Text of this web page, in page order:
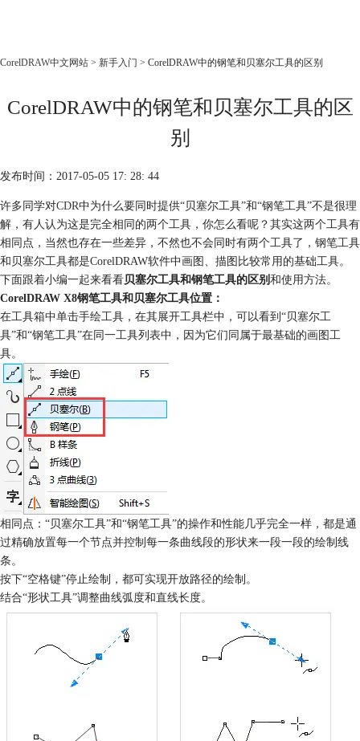
产品
下载
购买
CorelDRAW中文网站 > 新手入门 > CorelDRAW中的钢笔和贝塞尔工具的区别
CorelDRAW中的钢笔和贝塞尔工具的区
别
发布时间：2017-05-05 17: 28: 44
许多同学对CDR中为什么要同时提供“贝塞尔工具”和“钢笔工具”不是很理
解，有人认为这是完全相同的两个工具，你怎么看呢？其实这两个工具有
相同点，当然也存在一些差异，不然也不会同时有两个工具了，钢笔工具
和贝塞尔工具都是CorelDRAW软件中画图、描图比较常用的基础工具。
下面跟着小编一起来看看贝塞尔工具和钢笔工具的区别和使用方法。
CorelDRAW X8钢笔工具和贝塞尔工具位置：
在工具箱中单击手绘工具，在其展开工具栏中，可以看到“贝塞尔工
具”和“钢笔工具”在同一工具列表中，因为它们同属于最基础的画图工
具。
相同点：“贝塞尔工具”和“钢笔工具”的操作和性能几乎完全一样，都是通
过精确放置每一个节点并控制每一条曲线段的形状来一段一段的绘制线
条。
按下“空格键”停止绘制，都可实现开放路径的绘制。
结合“形状工具”调整曲线弧度和直线长度。